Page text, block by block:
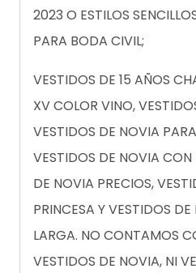
2023 O ESTILOS
PARA BODA CIVIL;
VESTIDOS DE 15 AÑOS
XV COLOR VINO,
VESTIDOS DE NOVIA
VESTIDOS DE NOVIA CON
DE NOVIA PRECIOS,
PRINCESA Y VESTIDOS
LARGA. NO CONTAMOS
VESTIDOS DE NOVIA, NI